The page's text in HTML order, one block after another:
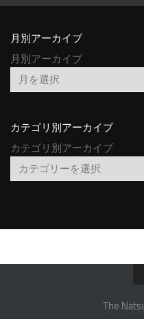
月別アーカイブ
月別アーカイブ
カテゴリ別アーカイブ
カテゴリ別アーカイブ
The